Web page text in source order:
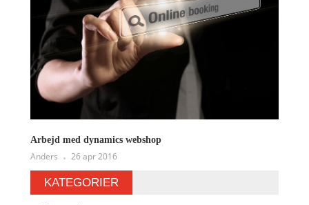
Arbejd med dynamics webshop
Anders 26 apr 2016
KATEGORIER